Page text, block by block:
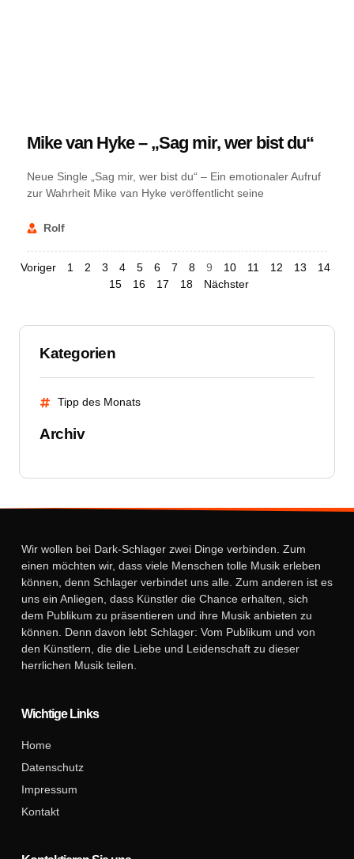
NEWS
Mike van Hyke – „Sag mir, wer bist du“
Neue Single „Sag mir, wer bist du“ – Ein emotionaler Aufruf
zur Wahrheit Mike van Hyke veröffentlicht seine
Rolf
Voriger 1 2 3 4 5 6 7 8 9 10 11 12 13
14
15
16 17 18 Nächster
Kategorien
Tipp des Monats
Archiv
Wir wollen bei Dark-Schlager zwei Dinge verbinden. Zum
einen möchten wir, dass viele Menschen tolle Musik erleben
können, denn Schlager verbindet uns alle. Zum anderen ist es
uns ein Anliegen, dass Künstler die Chance erhalten, sich
dem Publikum zu präsentieren und ihre Musik anbieten zu
können. Denn davon lebt Schlager: Vom Publikum und von
den Künstlern, die die Liebe und Leidenschaft zu dieser
herrlichen Musik teilen.
Wichtige Links
Home
Datenschutz
Impressum
Kontakt